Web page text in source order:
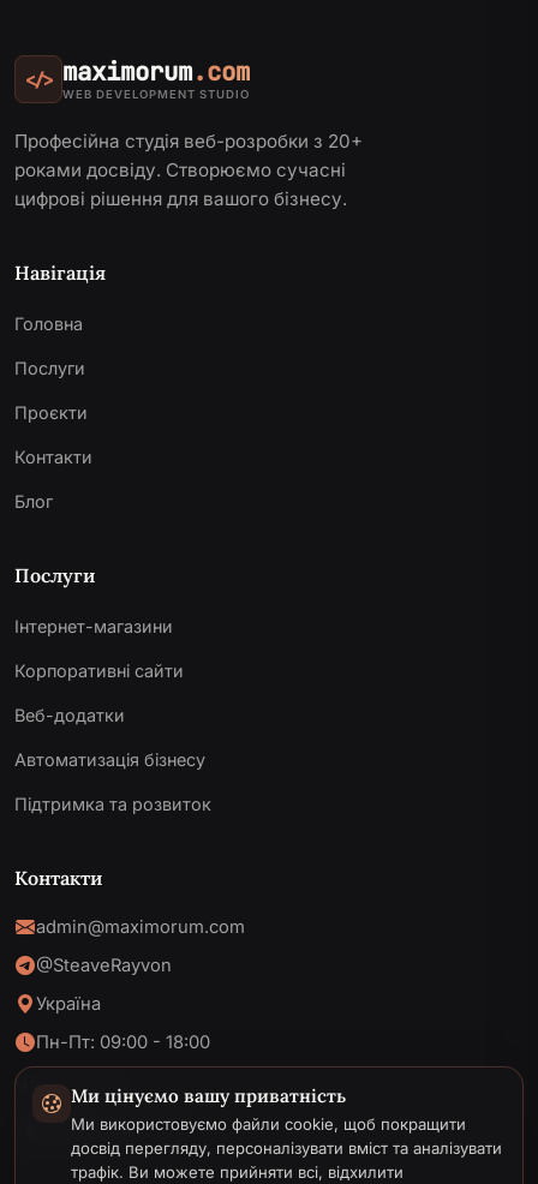
</> maximorum.com
WEB DEVELOPMENT STUDIO
Професійна студія веб-розробки з 20+
роками досвіду. Створюємо сучасні
цифрові рішення для вашого бізнесу.
Навігація
Головна
Послуги
Проєкти
Контакти
Блог
Послуги
Інтернет-магазини
Корпоративні сайти
Веб-додатки
Автоматизація бізнесу
Підтримка та розвиток
Контакти
admin@maximorum.com
@SteaveRayvon
Україна
Пн-Пт: 09:00 - 18:00
МИ В МЕРЕЖІМи цінуємо вашу приватність
Ми використовуємо файли cookie, щоб покращити
досвід перегляду, персоналізувати вміст та аналізувати
трафік. Ви можете прийняти всі, відхилити